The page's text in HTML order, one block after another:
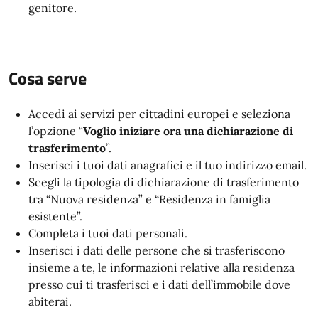
genitore.
Cosa serve
Accedi ai servizi per cittadini europei e seleziona
l’opzione “Voglio iniziare ora una dichiarazione di
trasferimento”.
Inserisci i tuoi dati anagrafici e il tuo indirizzo email.
Scegli la tipologia di dichiarazione di trasferimento
tra “Nuova residenza” e “Residenza in famiglia
esistente”.
Completa i tuoi dati personali.
Inserisci i dati delle persone che si trasferiscono
insieme a te, le informazioni relative alla residenza
presso cui ti trasferisci e i dati dell’immobile dove
abiterai.